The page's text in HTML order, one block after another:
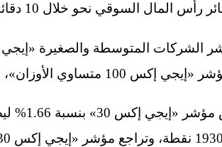
السوقي نحو خلال 10 دقائق من بدء جلسة التداول صباح اليوم .
الأوزان»، بنسبة 1.97% ليصل إلى 2999 نقطة.